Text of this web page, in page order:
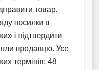
товар.
посилки в
і підтвердити
продавцю. Усе
термінів: 48